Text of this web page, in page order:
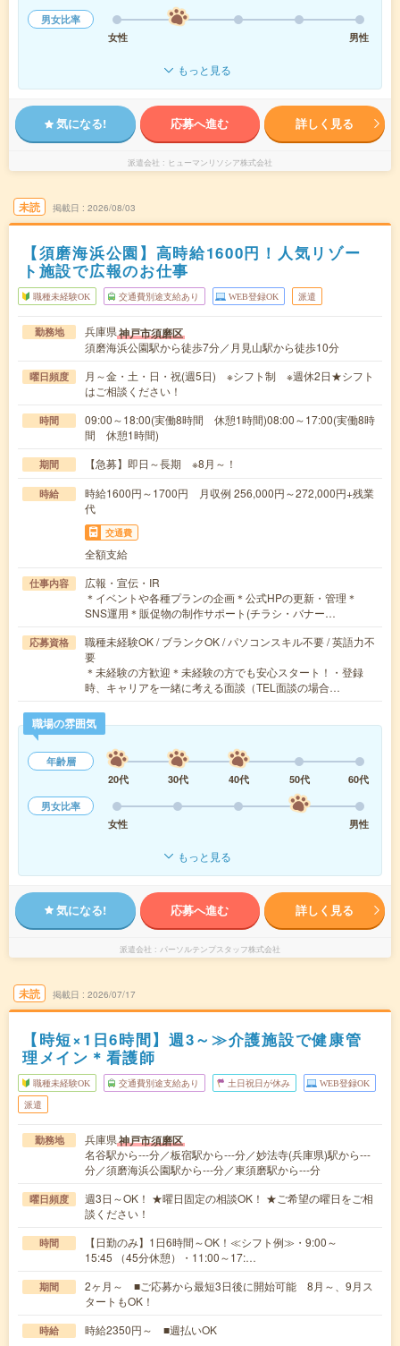
男女比率
女性
男性
もっと見る
気になる! 応募へ進む 詳しく見る
派遣会社 ヒューマンリソシア株式会社
未読 掲載日 2026/08/03
【須磨海浜公園】高時給1600円！人気リゾー
ト施設で広報のお仕事
職種未経験OK 交通費別途支給あり WEB登録OK 派遣
勤務地 兵庫県神戸市須磨区
須磨海浜公園駅から徒歩7分／月見山駅から徒歩10分
曜日頻度
月～金・土・日・祝(週5日) ※シフト制 ※週休2日★シフト
はご相談ください！
時間
09:00～18:00(実働8時間 休憩1時間)08:00～17:00(実働8時
間 休憩1時間)
期間 【急募】即日～長期 ※8月～！
時給
時給1600円～1700円 月収例 256,000円～272,000円+残業
代
交通費
全額支給
仕事内容
広報・宣伝・IR
＊イベントや各種プランの企画＊公式HPの更新・管理＊
SNS運用＊販促物の制作サポート(チラシ・バナー…
応募資格
職種未経験OK / ブランクOK / パソコンスキル不要 / 英語力不
要
＊未経験の方歓迎＊未経験の方でも安心スタート！・登録
時、キャリアを一緒に考える面談（TEL面談の場合…
職場の雰囲気
年齢層
20代
30代 40代 50代
60代
男女比率
女性
男性
もっと見る
気になる! 応募へ進む 詳しく見る
派遣会社 パーソルテンプスタッフ株式会社
未読 掲載日 2026/07/17
【時短×1日6時間】週3～≫介護施設で健康管
理メイン＊看護師
職種未経験OK 交通費別途支給あり 土日祝日が休み WEB登録OK
派遣
勤務地 兵庫県神戸市須磨区
名谷駅から---分／板宿駅から---分／妙法寺(兵庫県)駅から---
分／須磨海浜公園駅から---分／東須磨駅から---分
曜日頻度
週3日～OK！ ★曜日固定の相談OK！ ★ご希望の曜日をご相
談ください！
時間
【日勤のみ】1日6時間～OK！≪シフト例≫・9:00～
15:45 （45分休憩）・11:00～17:…
期間
2ヶ月～ ■ご応募から最短3日後に開始可能 8月～、9月ス
タートもOK！
時給 時給2350円～ ■週払いOK